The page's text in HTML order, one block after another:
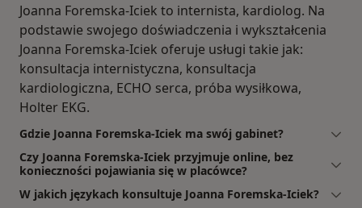
Joanna Foremska-Iciek to internista, kardiolog. Na
podstawie swojego doświadczenia i wykształcenia
Joanna Foremska-Iciek oferuje usługi takie jak:
konsultacja internistyczna, konsultacja
kardiologiczna, ECHO serca, próba wysiłkowa,
Holter EKG.
Gdzie Joanna Foremska-Iciek ma swój gabinet?
Czy Joanna Foremska-Iciek przyjmuje online, bez
konieczności pojawiania się w placówce?
W jakich językach konsultuje Joanna Foremska-Iciek?